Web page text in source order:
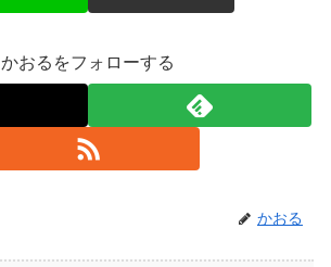
かおるをフォローする
かおる